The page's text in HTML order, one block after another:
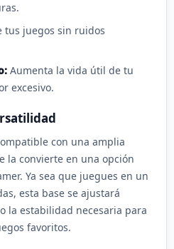
tus juegos sin ruidos
Aumenta la vida útil de tu
excesivo.
con una amplia
la convierte en una opción
Ya sea que juegues en un
esta base se ajustará
la estabilidad necesaria para
favoritos.